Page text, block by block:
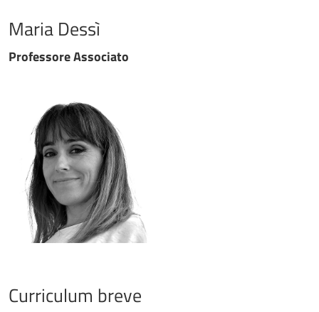
Maria Dessì
Professore Associato
Curriculum breve